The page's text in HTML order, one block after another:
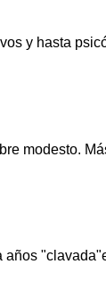
y hasta
modesto.
años